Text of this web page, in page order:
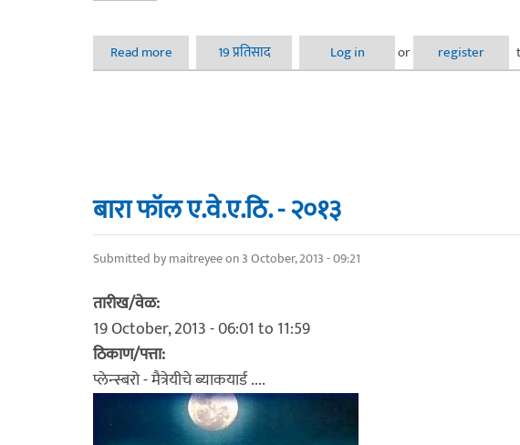
Read more about कॉर्पोरेट फोटोग्राफी कॉन्टेस्ट २०१७ - माझे नामांकन
19 प्रतिसाद Log in or register
बारा फॉल ए.वे.ए.ठि. - २०१३
Submitted bymaitreyeeon 3 October, 2013 - 09:21
तारीख/वेळ:
19 October, 2013 -06:01 to 11:59
ठिकाण/पत्ता:
प्लेन्स्बरो - मैत्रेयीचे ब्याकयार्ड ....